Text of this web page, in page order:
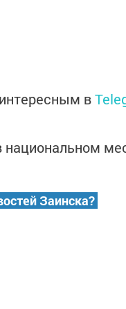
в
национальном
Заинска?